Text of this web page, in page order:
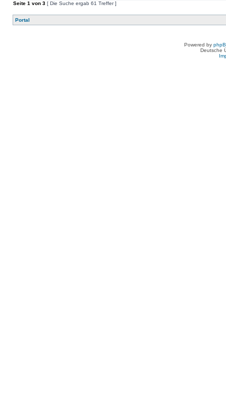
Seite 1 von 3 [ Die Suche ergab 61 Treffer ]
Portal
Powered by
Deutsche